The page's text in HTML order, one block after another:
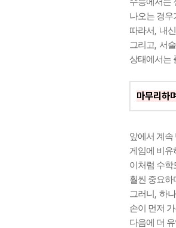
나오는 경
따라서, 내
그리고, 서
상태에서는
마무리하
앞에서 계속
게임에 비유
이처럼 수학
훨씬 중요하
그러니 , 하
손이 먼저
다음에 더